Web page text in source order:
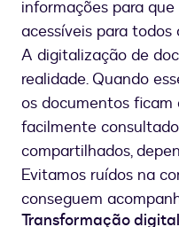
informações para
acessíveis para todos
A digitalização de
realidade. Quando
os documentos
facilmente
compartilhados,
Evitamos ruídos na
conseguem
Transformação digital